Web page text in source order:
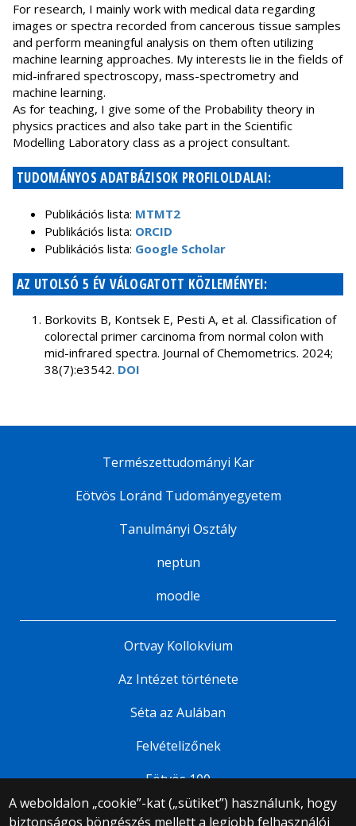
For research, I mainly work with medical data regarding
images or spectra recorded from cancerous tissue samples
and perform meaningful analysis on them often utilizing
machine learning approaches. My interests lie in the fields of
mid-infrared spectroscopy, mass-spectrometry and
machine learning.
As for teaching, I give some of the Probability theory in
physics practices and also take part in the Scientific
Modelling Laboratory class as a project consultant.
TUDOMÁNYOS ADATBÁZISOK PROFILOLDALAI:
Publikációs lista: MTMT2
Publikációs lista: ORCID
Publikációs lista: Google Scholar
AZ UTOLSÓ 5 ÉV VÁLOGATOTT KÖZLEMÉNYEI:
Borkovits B, Kontsek E, Pesti A, et al. Classification of
colorectal primer carcinoma from normal colon with
mid-infrared spectra. Journal of Chemometrics. 2024;
38(7):e3542. DOI
A weboldalon „cookie”-kat („sütiket”) használunk, hogy
biztonságos böngészés mellett a legjobb felhasználói
Természettudományi Kar
Eötvös Loránd Tudományegyetem
Tanulmányi Osztály
neptun
moodle
Ortvay Kollokvium
Az Intézet története
Séta az Aulában
Felvételizőnek
Eötvös 100